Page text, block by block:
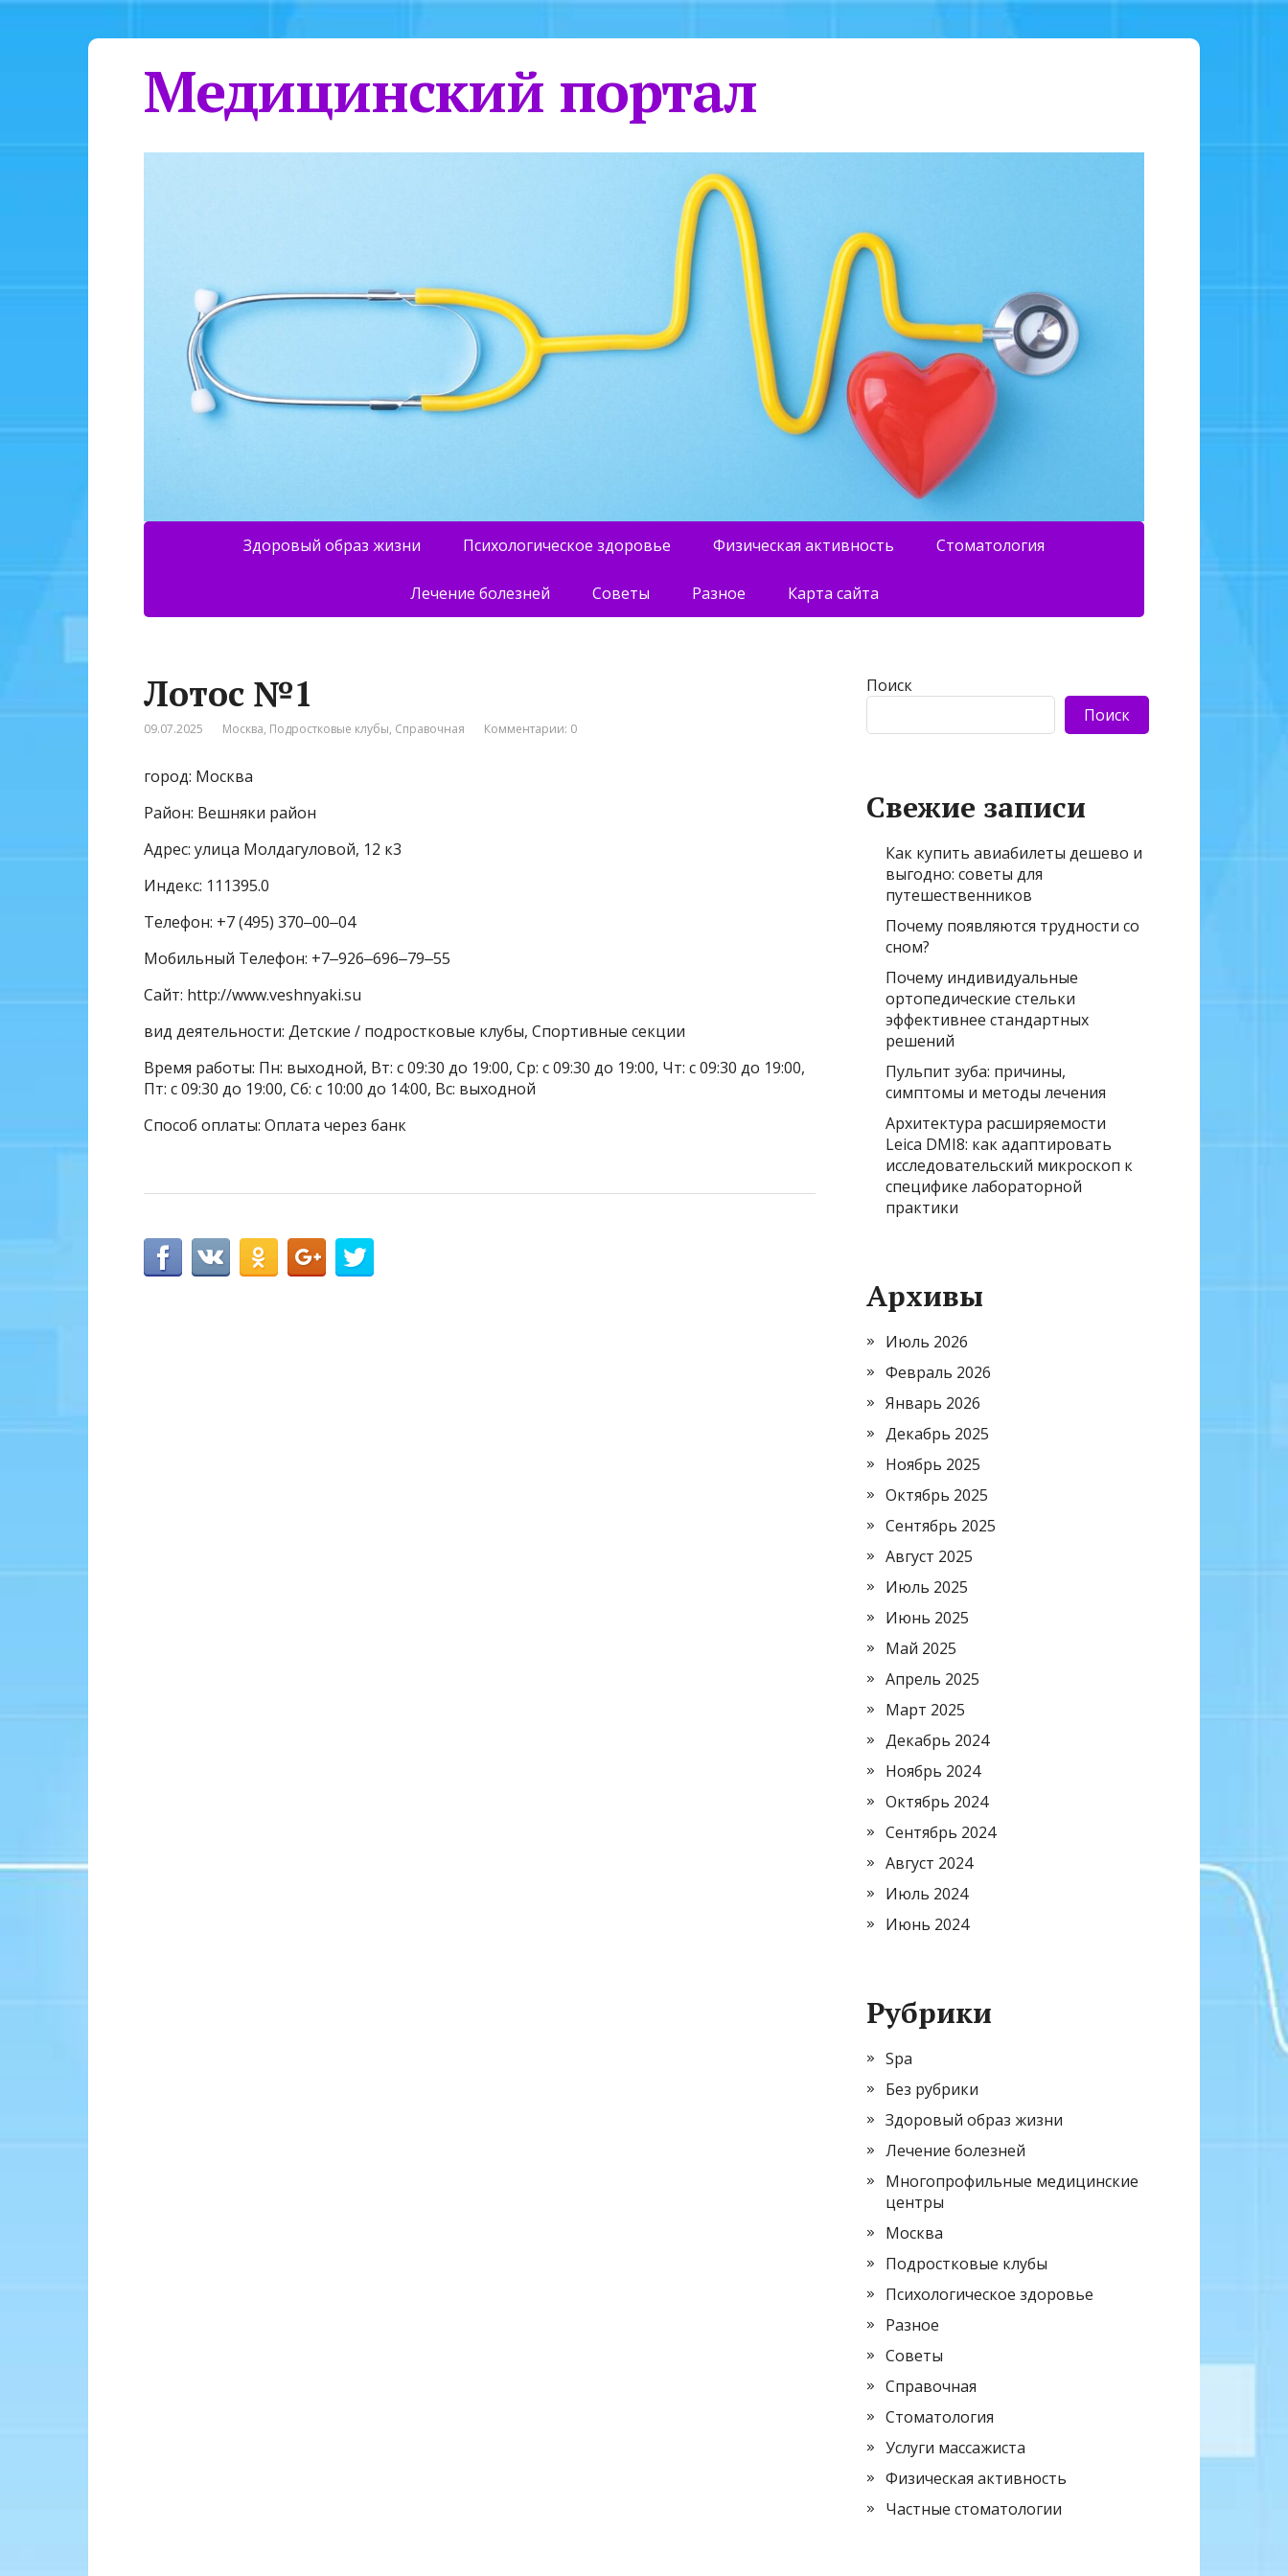
Медицинский портал
Здоровый образ жизни Психологическое здоровье Физическая активность Стоматология
Лечение болезней Советы Разное Карта сайта
Лотос №1
09.07.2025 Москва, Подростковые клубы, Справочная Комментарии: 0
город: Москва
Район: Вешняки район
Адрес: улица Молдагуловой, 12 к3
Индекс: 111395.0
Телефон: +7 (495) 370‒00‒04
Мобильный Телефон: +7‒926‒696‒79‒55
Сайт: http://www.veshnyaki.su
вид деятельности: Детские / подростковые клубы, Спортивные секции
Время работы: Пн: выходной, Вт: с 09:30 до 19:00, Ср: с 09:30 до 19:00, Чт: с 09:30 до 19:00,
Пт: с 09:30 до 19:00, Сб: с 10:00 до 14:00, Вс: выходной
Способ оплаты: Оплата через банк
Поиск
Поиск
Свежие записи
Как купить авиабилеты дешево и
выгодно: советы для
путешественников
Почему появляются трудности со
сном?
Почему индивидуальные
ортопедические стельки
эффективнее стандартных
решений
Пульпит зуба: причины,
симптомы и методы лечения
Архитектура расширяемости
Leica DMI8: как адаптировать
исследовательский микроскоп к
специфике лабораторной
практики
Архивы
Июль 2026
Февраль 2026
Январь 2026
Декабрь 2025
Ноябрь 2025
Октябрь 2025
Сентябрь 2025
Август 2025
Июль 2025
Июнь 2025
Май 2025
Апрель 2025
Март 2025
Декабрь 2024
Ноябрь 2024
Октябрь 2024
Сентябрь 2024
Август 2024
Июль 2024
Июнь 2024
Рубрики
Spa
Без рубрики
Здоровый образ жизни
Лечение болезней
Многопрофильные медицинские
центры
Москва
Подростковые клубы
Психологическое здоровье
Разное
Советы
Справочная
Стоматология
Услуги массажиста
Физическая активность
Частные стоматологии